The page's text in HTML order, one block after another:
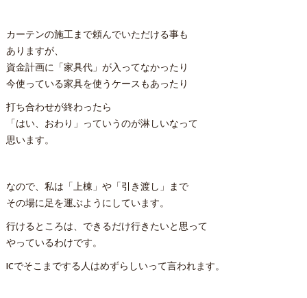
カーテンの施工まで頼んでいただける事も
ありますが、
資金計画に「家具代」が入ってなかったり
今使っている家具を使うケースもあったり
打ち合わせが終わったら
「はい、おわり」っていうのが淋しいなって
思います。
なので、私は「上棟」や「引き渡し」まで
その場に足を運ぶようにしています。
行けるところは、できるだけ行きたいと思って
やっているわけです。
ICでそこまでする人はめずらしいって言われます。